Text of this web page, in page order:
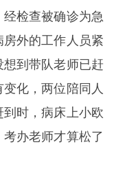
检查被确诊为急
外的工作人员紧
到带队老师已赶
化，两位陪同人
时，病床上小欧
办老师才算松了